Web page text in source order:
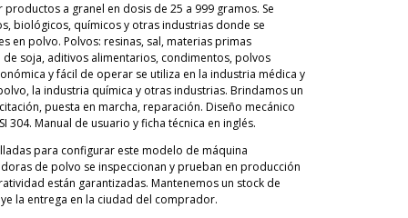
a granel en dosis de 25 a 999 gramos. Se
biológicos, químicos y otras industrias donde se
en polvo. Polvos: resinas, sal, materias primas
soja, aditivos alimentarios, condimentos, polvos
y fácil de operar se utiliza en la industria médica y
la industria química y otras industrias. Brindamos un
puesta en marcha, reparación. Diseño mecánico
304. Manual de usuario y ficha técnica en inglés.
para configurar este modelo de máquina
de polvo se inspeccionan y prueban en producción
están garantizadas. Mantenemos un stock de
la entrega en la ciudad del comprador.